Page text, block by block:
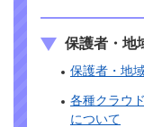
保護者・地
保護者・地
各種クラウ
について